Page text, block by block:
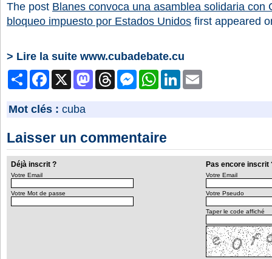
The post Blanes convoca una asamblea solidaria con
bloqueo impuesto por Estados Unidos first appeared
> Lire la suite www.cubadebate.cu
PartagerFacebook MastodonThreads MessengerWhatsAppLinkedIn
Mot clés : cuba
Laisser un commentaire
Déjà inscrit ? Pas encore inscrit
Votre Email
Votre Mot de passe
Votre Email
Votre Pseudo
Taper le code affiché